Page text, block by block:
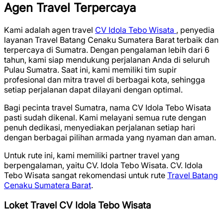
Agen Travel Terpercaya
Kami adalah agen travel CV Idola Tebo Wisata , penyedia
layanan Travel Batang Cenaku Sumatera Barat terbaik dan
terpercaya di Sumatra. Dengan pengalaman lebih dari 6
tahun, kami siap mendukung perjalanan Anda di seluruh
Pulau Sumatra. Saat ini, kami memiliki tim supir
profesional dan mitra travel di berbagai kota, sehingga
setiap perjalanan dapat dilayani dengan optimal.
Bagi pecinta travel Sumatra, nama CV Idola Tebo Wisata
pasti sudah dikenal. Kami melayani semua rute dengan
penuh dedikasi, menyediakan perjalanan setiap hari
dengan berbagai pilihan armada yang nyaman dan aman.
Untuk rute ini, kami memiliki partner travel yang
berpengalaman, yaitu CV. Idola Tebo Wisata. CV. Idola
Tebo Wisata sangat rekomendasi untuk rute Travel Batang
Cenaku Sumatera Barat.
Loket Travel CV Idola Tebo Wisata